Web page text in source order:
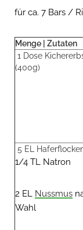
für ca. 7 Bars /
Menge | Zutaten
1 Dose
(400g)
5 EL
1/4 TL Natron
2 EL Nussmus
Wahl